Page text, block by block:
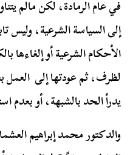
في عام الرمادة، لكن مالم
إلى السياسة الشرعية، وليس
الأحكام الشرعية أو إلغاءها
لظرف، ثم عودتها إلى العمل
يدرأ الحد بالشبهة، أو بعدم
والدكتور محمد إبراهيم